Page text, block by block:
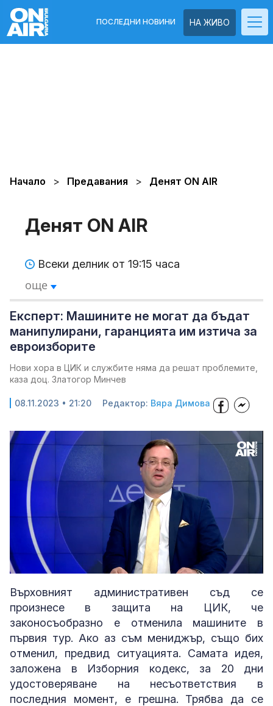
НА ЖИВО
ПОСЛЕДНИ НОВИНИ
Начало Предавания Денят ON AIR
Денят ON AIR
Всеки делник от 19:15 часа
още
Експерт: Машините не могат да бъдат
манипулирани, гаранцията им изтича за
евроизборите
Нови хора в ЦИК и службите няма да решат проблемите,
каза доц. Златогор Минчев
08.11.2023 • 21:20 Редактор: Вяра Димова
Unmute Loaded :
5.98%
Върховният административен съд се
произнесе в защита на ЦИК, че
законосъобразно е отменила машините в
първия тур. Ако аз съм мениджър, също бих
отменил, предвид ситуацията. Самата идея,
заложена в Изборния кодекс, за 20 дни
удостоверяване на несъответствия в
последния момент, е грешна. Трябва да се